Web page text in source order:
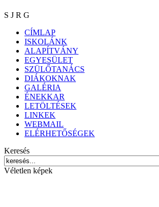
S J R G
CÍMLAP
ISKOLÁNK
ALAPÍTVÁNY
EGYESÜLET
SZÜLŐTANÁCS
DIÁKOKNAK
GALÉRIA
ÉNEKKAR
LETÖLTÉSEK
LINKEK
WEBMAIL
ELÉRHETŐSÉGEK
Keresés
Véletlen képek